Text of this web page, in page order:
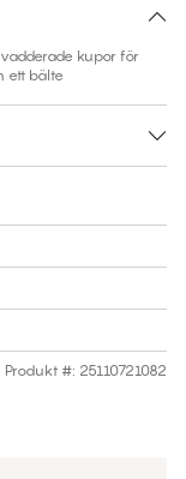
kupor för
ett bälte
Produkt #: 25110721082